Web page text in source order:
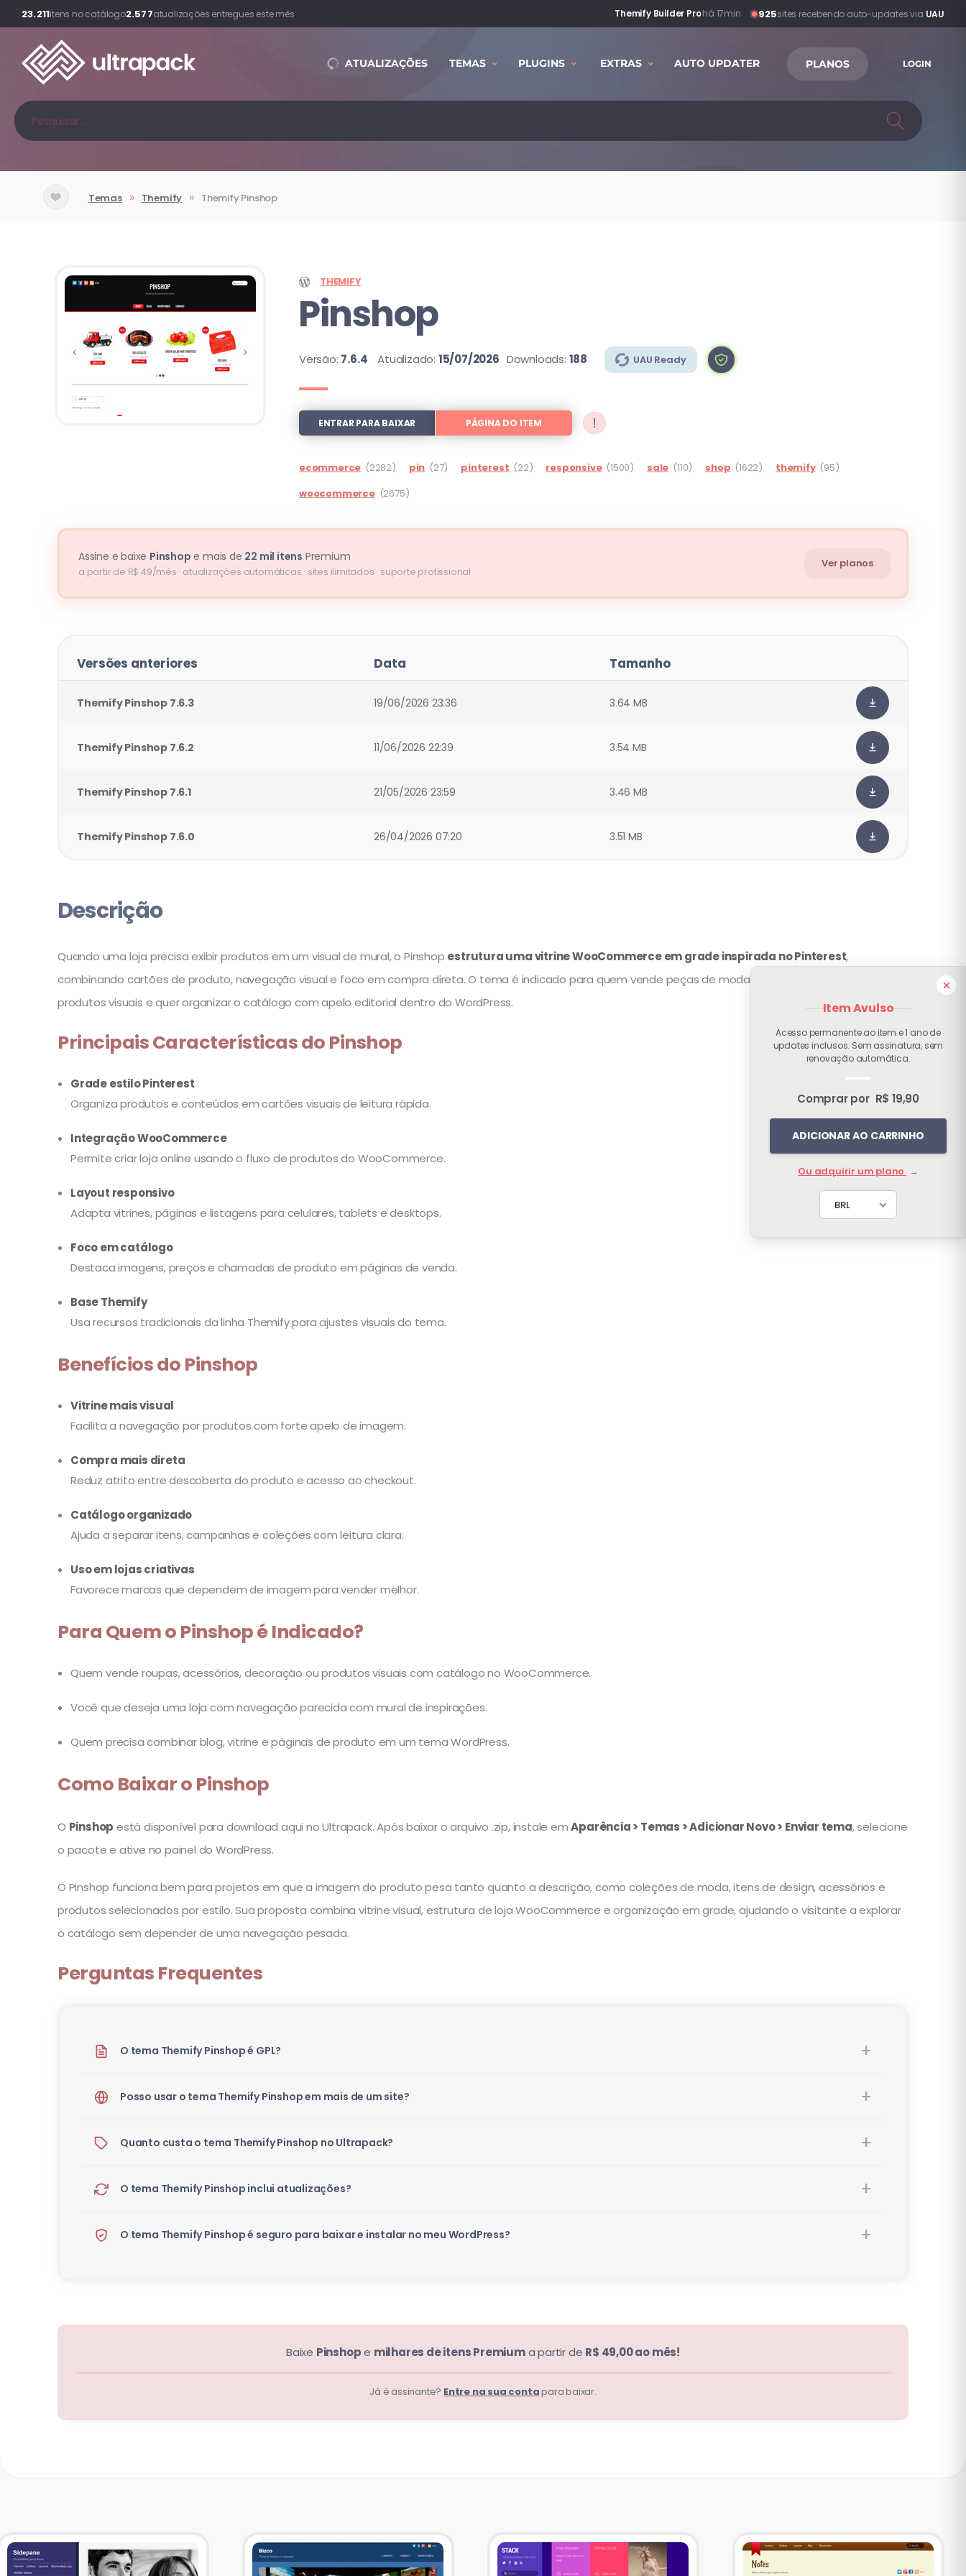
23.211itens no catálogo2.577atualizações entregues este mês 925sites recebendo auto-updates via UAU
Themify Builder Pro·há 17min
ATUALIZAÇÕES TEMAS PLUGINS EXTRAS AUTO UPDATER PLANOS LOGIN
Temas » Themify » Themify Pinshop
THEMIFY
Pinshop
Versão: 7.6.4 Atualizado: 15/07/2026 Downloads: 188 UAU Ready
ENTRAR PARA BAIXAR PÁGINA DO ITEM !
ecommerce (2282) pin (27) pinterest (22) responsive (1500) sale (110) shop (1622) themify (95)
woocommerce (2675)
Assine e baixe Pinshop e mais de 22 mil itens Premium
a partir de R$ 49/mês · atualizações automáticas · sites ilimitados · suporte profissional
Ver planos
Versões anteriores Data Tamanho
ThemifyPinshop 7.6.3 19/06/2026 23:36 3.64 MB
ThemifyPinshop 7.6.2 11/06/2026 22:39 3.54 MB
ThemifyPinshop 7.6.1 21/05/2026 23:59 3.46 MB
ThemifyPinshop 7.6.0 26/04/2026 07:20 3.51 MB
Descrição
Quando uma loja precisa exibir produtos em um visual de mural, o Pinshop estrutura uma vitrine WooCommerce em grade inspirada no Pinterest,
combinando cartões de produto, navegação visual e foco em compra direta. O tema é indicado para quem vende peças de moda, acessórios, itens criativos ou
produtos visuais e quer organizar o catálogo com apelo editorial dentro do WordPress.
Principais Características do Pinshop
Grade estilo Pinterest
Organiza produtos e conteúdos em cartões visuais de leitura rápida.
Integração WooCommerce
Permite criar loja online usando o fluxo de produtos do WooCommerce.
Layout responsivo
Adapta vitrines, páginas e listagens para celulares, tablets e desktops.
Foco em catálogo
Destaca imagens, preços e chamadas de produto em páginas de venda.
Base Themify
Usa recursos tradicionais da linha Themify para ajustes visuais do tema.
Benefícios do Pinshop
Vitrine mais visual
Facilita a navegação por produtos com forte apelo de imagem.
Compra mais direta
Reduz atrito entre descoberta do produto e acesso ao checkout.
Catálogo organizado
Ajuda a separar itens, campanhas e coleções com leitura clara.
Uso em lojas criativas
Favorece marcas que dependem de imagem para vender melhor.
Para Quem o Pinshop é Indicado?
Quem vende roupas, acessórios, decoração ou produtos visuais com catálogo no WooCommerce.
Você que deseja uma loja com navegação parecida com mural de inspirações.
Quem precisa combinar blog, vitrine e páginas de produto em um tema WordPress.
Como Baixar o Pinshop
O Pinshop está disponível para download aqui no Ultrapack. Após baixar o arquivo .zip, instale emAparência > Temas > Adicionar Novo > Enviar tema, selecione
o pacote e ative no painel do WordPress.
O Pinshop funciona bem para projetos em que a imagem do produto pesa tanto quanto a descrição, como coleções de moda, itens de design, acessórios e
produtos selecionados por estilo. Sua proposta combina vitrine visual, estrutura de loja WooCommerce e organização em grade, ajudando o visitante a explorar
o catálogo sem depender de uma navegação pesada.
Perguntas Frequentes
O tema Themify Pinshop é GPL?
Posso usar o tema Themify Pinshop em mais de um site?
Quanto custa o tema Themify Pinshop no Ultrapack?
O tema Themify Pinshop inclui atualizações?
O tema Themify Pinshop é seguro para baixar e instalar no meu WordPress?
Baixe Pinshope milhares de itens Premiuma partir de R$ 49,00 ao mês!
Já é assinante? Entre na sua contapara baixar.
Item Avulso
Acesso permanente ao item e 1 ano de
updates inclusos. Sem assinatura, sem
renovação automática.
Comprar por R$ 19,90
ADICIONAR AO CARRINHO
Ou adquirir um plano →